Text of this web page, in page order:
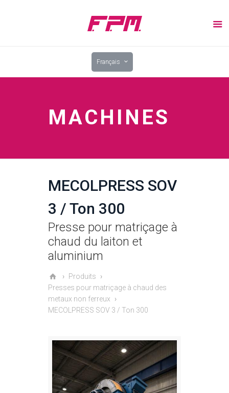
Français
MACHINES
MECOLPRESS SOV
3 / Ton 300
Presse pour matriçage à
chaud du laiton et
aluminium
Produits
Presses pour matriçage à chaud des
metaux non ferreux
MECOLPRESS SOV 3 / Ton 300